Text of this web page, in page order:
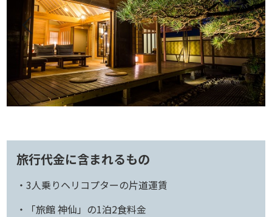
旅行代金に含まれるもの
・3人乗りヘリコプターの片道運賃
・「旅館 神仙」の1泊2食料金